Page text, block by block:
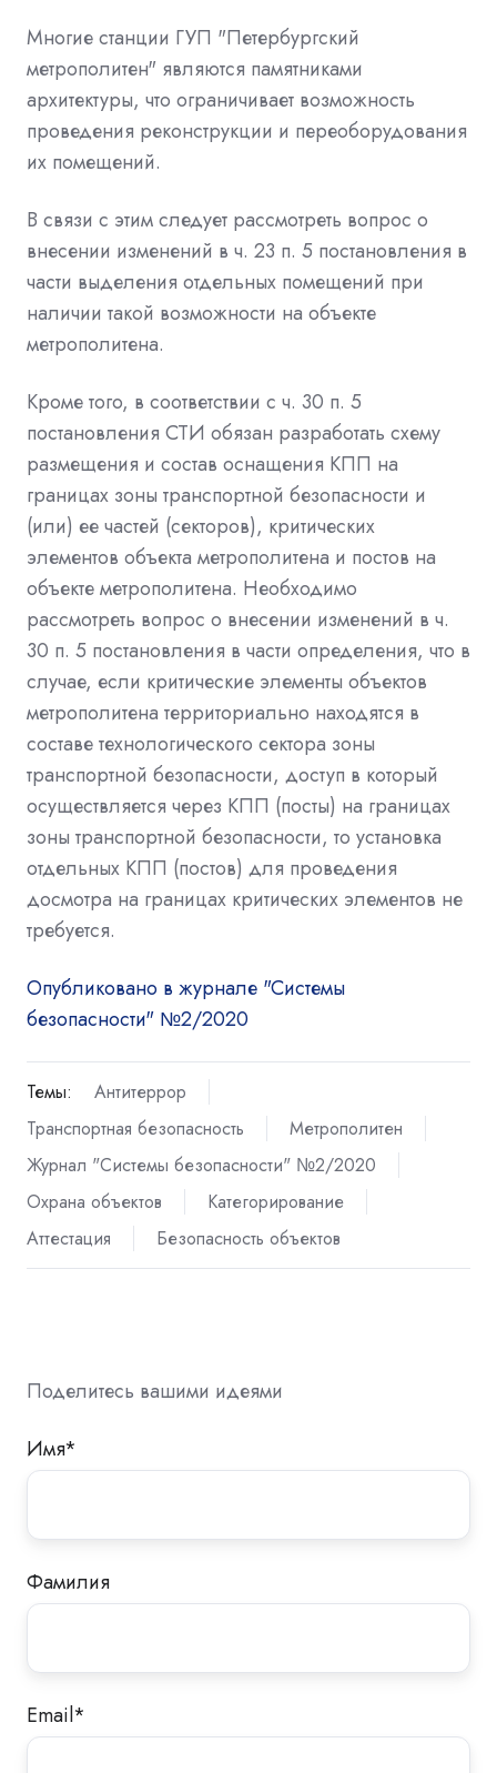
Многие станции ГУП "Петербургский
метрополитен" являются памятниками
архитектуры, что ограничивает возможность
проведения реконструкции и переоборудования
их помещений.
В связи с этим следует рассмотреть вопрос о
внесении изменений в ч. 23 п. 5 постановления в
части выделения отдельных помещений при
наличии такой возможности на объекте
метрополитена.
Кроме того, в соответствии с ч. 30 п. 5
постановления СТИ обязан разработать схему
размещения и состав оснащения КПП на
границах зоны транспортной безопасности и
(или) ее частей (секторов), критических
элементов объекта метрополитена и постов на
объекте метрополитена. Необходимо
рассмотреть вопрос о внесении изменений в ч.
30 п. 5 постановления в части определения, что в
случае, если критические элементы объектов
метрополитена территориально находятся в
составе технологического сектора зоны
транспортной безопасности, доступ в который
осуществляется через КПП (посты) на границах
зоны транспортной безопасности, то установка
отдельных КПП (постов) для проведения
досмотра на границах критических элементов не
требуется.
Опубликовано в журнале "Системы
безопасности" №2/2020
Темы:
Антитеррор
Транспортная безопасность
Метрополитен
Журнал "Системы безопасности" №2/2020
Охрана объектов
Категорирование
Аттестация
Безопасность объектов
Поделитесь вашими идеями
Имя*
Фамилия
Email*